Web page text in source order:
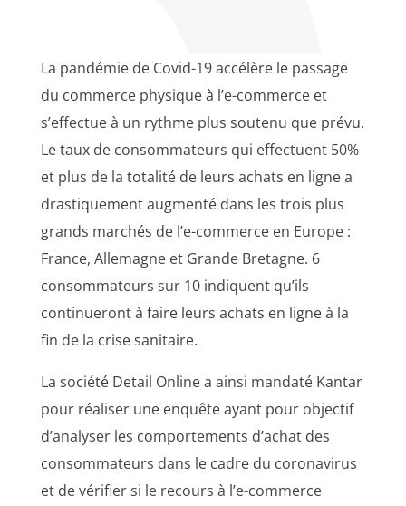
La pandémie de Covid-19 accélère le passage
du commerce physique à l’e-commerce et
s’effectue à un rythme plus soutenu que prévu.
Le taux de consommateurs qui effectuent 50%
et plus de la totalité de leurs achats en ligne a
drastiquement augmenté dans les trois plus
grands marchés de l’e-commerce en Europe :
France, Allemagne et Grande Bretagne. 6
consommateurs sur 10 indiquent qu’ils
continueront à faire leurs achats en ligne à la
fin de la crise sanitaire.
La société Detail Online a ainsi mandaté Kantar
pour réaliser une enquête ayant pour objectif
d’analyser les comportements d’achat des
consommateurs dans le cadre du coronavirus
et de vérifier si le recours à l’e-commerce